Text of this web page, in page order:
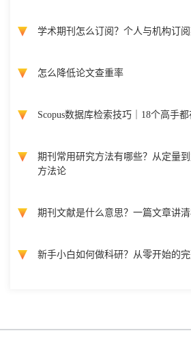
学术期刊怎么订阅？个人与机构订
怎么降低论文查重率
Scopus数据库检索技巧｜18个高手
期刊常用研究方法有哪些？从定量
方法论
期刊文献是什么意思？一篇文章讲
新手小白如何做科研？从零开始的